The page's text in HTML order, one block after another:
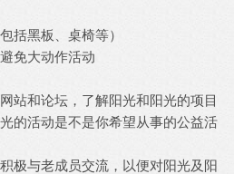
括黑板、桌椅等）
免大动作活动
站和论坛，了解阳光和阳光的项目
的活动是不是你希望从事的公益活
极与老成员交流，以便对阳光及阳